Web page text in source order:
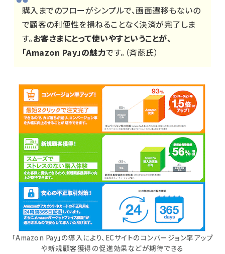
購入までのフローがシンプルで、画面遷移もないの
で顧客の利便性を損ねることなく決済が完了しま
す。お客さまにとって使いやすということが、
「Amazon Pay」の魅力です。（斉藤氏）
「Amazon Pay」の導入により、ECサイトのコンバージョン率アップ
や新規顧客獲得の促進効果などが期待できる